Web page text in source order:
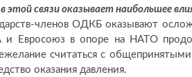
этой связи оказывает наибольшее
членов ОДКБ оказывают
Евросоюз в опоре на НАТО
считаться с
оказания давления.